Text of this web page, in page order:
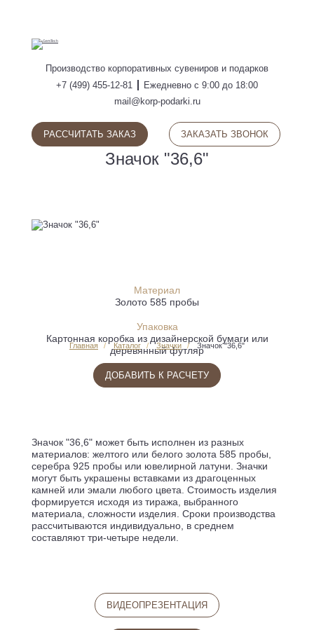
ПОИСК
Производство корпоративных сувениров и подарков
+7 (499) 455-12-81
Ежедневно с 9:00 до 18:00
mail@korp-podarki.ru
ЗАКАЗАТЬ ЗВОНОК
РАССЧИТАТЬ ЗАКАЗ
Главная Каталог Значки Значок "36,6"
Значок "36,6"
Материал
Золото 585 пробы
Упаковка
Картонная коробка из дизайнерской бумаги или
деревянный футляр
ДОБАВИТЬ К РАСЧЕТУ
Значок "36,6" может быть исполнен из разных
материалов: желтого или белого золота 585 пробы,
серебра 925 пробы или ювелирной латуни. Значки
могут быть украшены вставками из драгоценных
камней или эмали любого цвета. Стоимость изделия
формируется исходя из тиража, выбранного
материала, сложности изделия. Сроки производства
рассчитываются индивидуально, в среднем
составляют три-четыре недели.
ВИДЕОПРЕЗЕНТАЦИЯ